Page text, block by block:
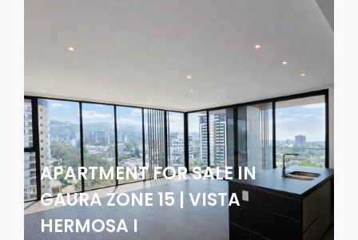
APARTMENT FOR SALE IN
GAURA ZONE 15 | VISTA
HERMOSA I